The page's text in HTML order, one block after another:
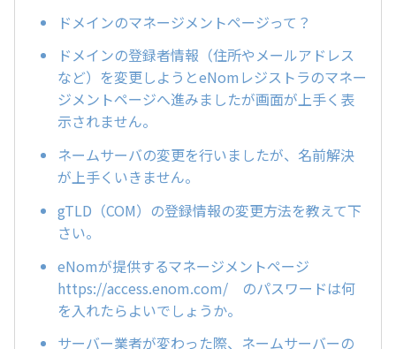
ドメインのマネージメントページって？
ドメインの登録者情報（住所やメールアドレス
など）を変更しようとeNomレジストラのマネー
ジメントページへ進みましたが画面が上手く表
示されません。
ネームサーバの変更を行いましたが、名前解決
が上手くいきません。
gTLD（COM）の登録情報の変更方法を教えて下
さい。
eNomが提供するマネージメントページ
https://access.enom.com/ のパスワードは何
を入れたらよいでしょうか。
サーバー業者が変わった際、ネームサーバーの